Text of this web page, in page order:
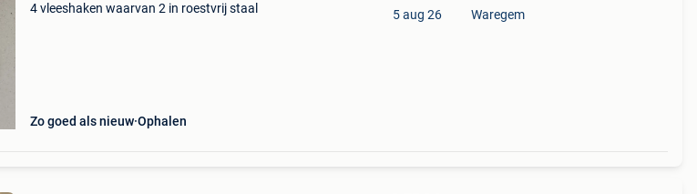
4 vleeshaken waarvan 2 in roestvrij staal
Zo goed als nieuw Ophalen
5 aug 26 Waregem